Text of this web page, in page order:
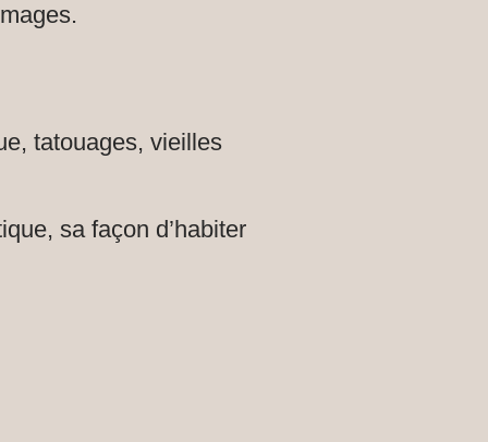
tatouages, vieilles
sa façon d’habiter